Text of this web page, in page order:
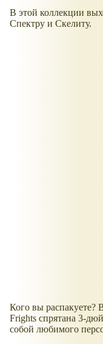
В этой коллекции
Спектру и Скелиту.
Кого вы распакуете?
Frights спрятана 3-
собой любимого